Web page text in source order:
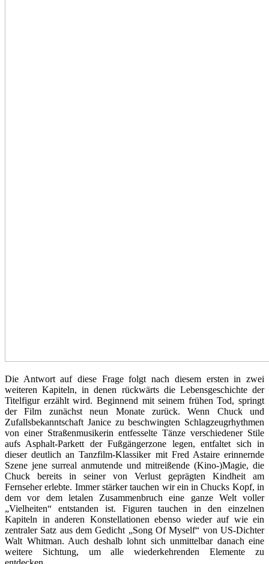
Die Antwort auf diese Frage folgt nach diesem ersten in zwei
weiteren Kapiteln, in denen rückwärts die Lebensgeschichte der
Titelfigur erzählt wird. Beginnend mit seinem frühen Tod, springt
der Film zunächst neun Monate zurück. Wenn Chuck und
Zufallsbekanntschaft Janice zu beschwingten Schlagzeugrhythmen
von einer Straßenmusikerin entfesselte Tänze verschiedener Stile
aufs Asphalt-Parkett der Fußgängerzone legen, entfaltet sich in
dieser deutlich an Tanzfilm-Klassiker mit Fred Astaire erinnernde
Szene jene surreal anmutende und mitreißende (Kino-)Magie, die
Chuck bereits in seiner von Verlust geprägten Kindheit am
Fernseher erlebte. Immer stärker tauchen wir ein in Chucks Kopf, in
dem vor dem letalen Zusammenbruch eine ganze Welt voller
„Vielheiten“ entstanden ist. Figuren tauchen in den einzelnen
Kapiteln in anderen Konstellationen ebenso wieder auf wie ein
zentraler Satz aus dem Gedicht „Song Of Myself“ von US-Dichter
Walt Whitman. Auch deshalb lohnt sich unmittelbar danach eine
weitere Sichtung, um alle wiederkehrenden Elemente zu